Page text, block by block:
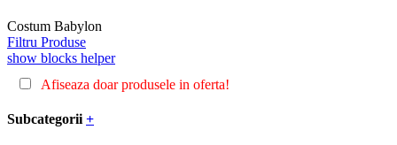
Costum Babylon
Filtru Produse
show blocks helper
Afiseaza doar produsele in oferta!
Subcategorii +